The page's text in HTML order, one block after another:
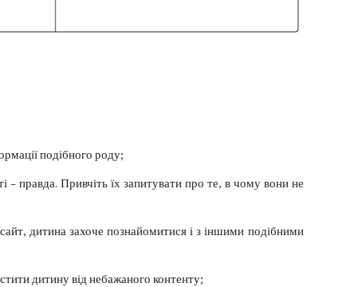
подібного роду;
правда. Привчіть їх запитувати про те, в чому вони не
дитина захоче познайомитися і з іншими подібними
дитину від небажаного контенту;